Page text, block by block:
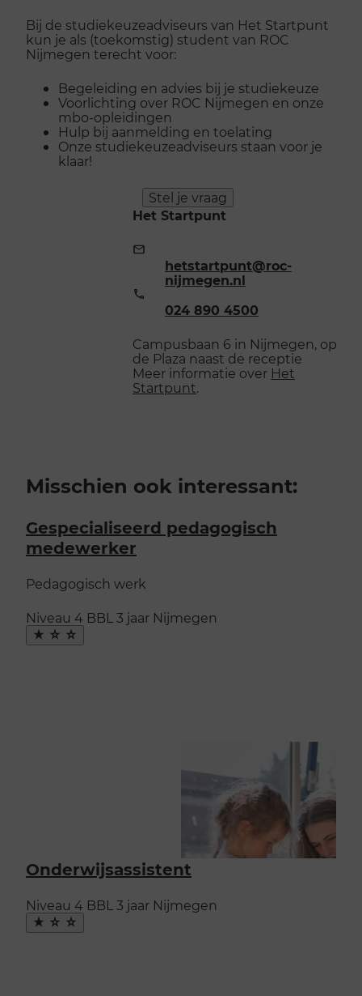
Bij de studiekeuzeadviseurs van Het Startpunt
kun je als (toekomstig) student van ROC
Nijmegen terecht voor:
Begeleiding en advies bij je studiekeuze
Voorlichting over ROC Nijmegen en onze
mbo-opleidingen
Hulp bij aanmelding en toelating
Onze studiekeuzeadviseurs staan voor je
klaar!
Stel je vraag
Het Startpunt
mailadres:
hetstartpunt@roc-
nijmegen.nl
024 890 4500
Campusbaan 6 in Nijmegen, op
de Plaza naast de receptie
Meer informatie over Het
Startpunt.
Misschien ook interessant:
Gespecialiseerd pedagogisch
medewerker
Pedagogisch werk
Niveau 4 BBL 3 jaar Nijmegen
Maak
favoriet
Onderwijsassistent
Niveau 4 BBL 3 jaar Nijmegen
Maak
favoriet